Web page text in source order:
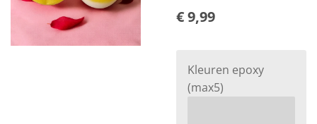
€ 9,99
Kleuren epoxy
(max5)